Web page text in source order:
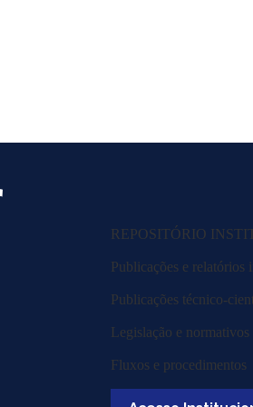
REPOSITÓRIO
Publicações e relatórios
Publicações técnico-
Legislação e normativos
Fluxos e procedimentos